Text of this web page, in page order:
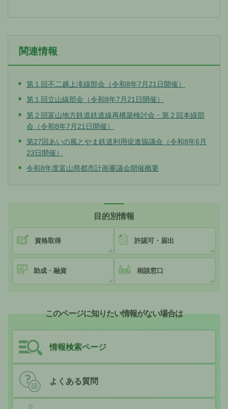
関連情報
第１回不二越上滝線部会（令和8年7月21日開催）
第１回立山線部会（令和8年7月21日開催）
第２回富山地方鉄道鉄道線再構築検討会・第２回本線部
会（令和8年7月21日開催）
第27回あいの風とやま鉄道利用促進協議会（令和8年6月
23日開催）
令和8年度富山県都市計画審議会開催概要
目的別情報
資格取得 許認可・届出
助成・融資 相談窓口
このページに知りたい情報がない場合は
情報検索ページ
よくある質問